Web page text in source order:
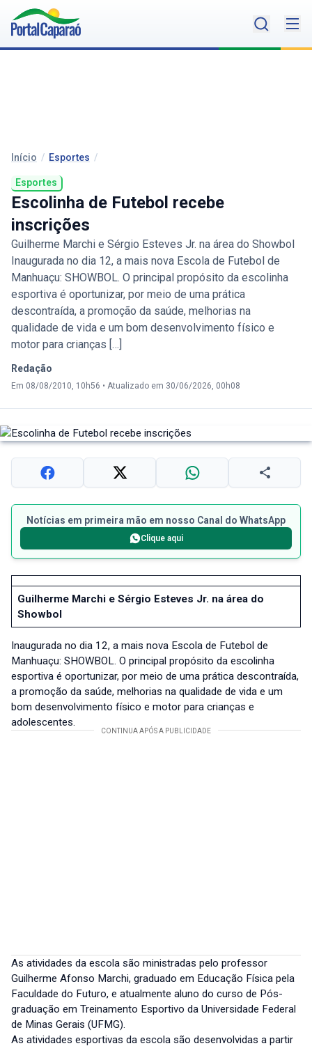
Início / Esportes /
Esportes
Escolinha de Futebol recebe
inscrições
Guilherme Marchi e Sérgio Esteves Jr. na área do Showbol
Inaugurada no dia 12, a mais nova Escola de Futebol de
Manhuaçu: SHOWBOL. O principal propósito da escolinha
esportiva é oportunizar, por meio de uma prática
descontraída, a promoção da saúde, melhorias na
qualidade de vida e um bom desenvolvimento físico e
motor para crianças […]
Redação
Em 08/08/2010, 10h56 • Atualizado em 30/06/2026, 00h08
Notícias em primeira mão em nosso Canal do WhatsApp
Clique aqui
Guilherme Marchi e Sérgio Esteves Jr. na área do
Showbol
Inaugurada no dia 12, a mais nova Escola de Futebol de
Manhuaçu: SHOWBOL. O principal propósito da escolinha
esportiva é oportunizar, por meio de uma prática descontraída,
a promoção da saúde, melhorias na qualidade de vida e um
bom desenvolvimento físico e motor para crianças e
adolescentes.
As atividades da escola são ministradas pelo professor
Guilherme Afonso Marchi, graduado em Educação Física pela
Faculdade do Futuro, e atualmente aluno do curso de Pós-
graduação em Treinamento Esportivo da Universidade Federal
de Minas Gerais (UFMG).
As atividades esportivas da escola são desenvolvidas a partir